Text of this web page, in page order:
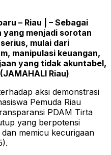
– Riau | – Sebagai
yang menjadi sorotan
mulai dari
manipulasi keuangan,
yang tidak akuntabel,
Riau)
aksi demonstrasi
Pemuda Riau
PDAM Tirta
yang berpotensi
memicu kecurigaan